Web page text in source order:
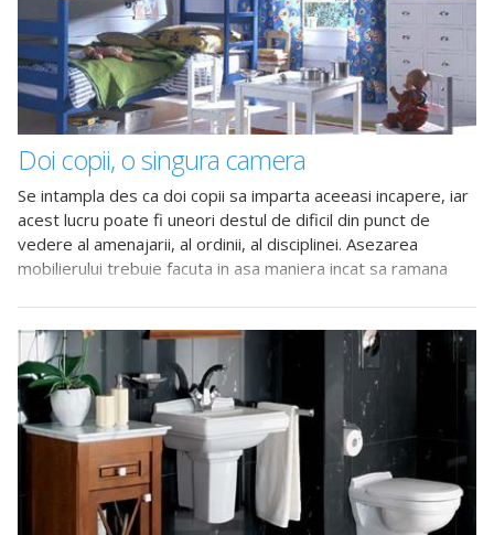
Doi copii, o singura camera
Se intampla des ca doi copii sa imparta aceeasi incapere, iar
acest lucru poate fi uneori destul de dificil din punct de
vedere al amenajarii, al ordinii, al disciplinei. Asezarea
mobilierului trebuie facuta in asa maniera incat sa ramana